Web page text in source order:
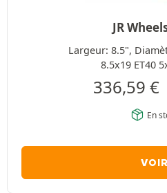
JR
Largeur: 8.5",
8.5x19 ET40
336,59 €
En
VOIR